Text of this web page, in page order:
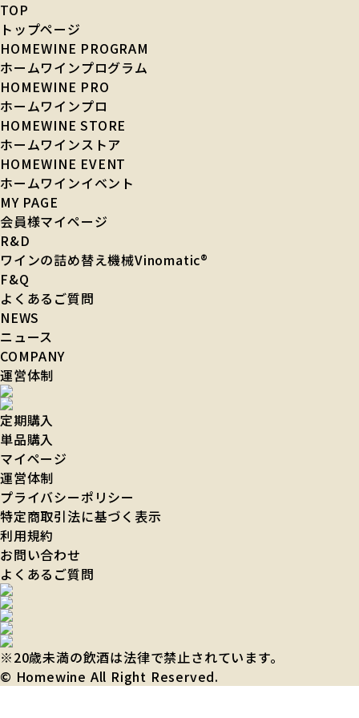
TOP
トップページ
HOMEWINE PROGRAM
ホームワインプログラム
HOMEWINE PRO
ホームワインプロ
HOMEWINE STORE
ホームワインストア
HOMEWINE EVENT
ホームワインイベント
MY PAGE
会員様マイページ
R&D
ワインの詰め替え機械Vinomatic®︎
F&Q
よくあるご質問
NEWS
ニュース
COMPANY
運営体制
定期購入
単品購入
マイページ
運営体制
プライバシーポリシー
特定商取引法に基づく表示
利用規約
お問い合わせ
よくあるご質問
※20歳未満の飲酒は法律で禁止されています。
© Homewine All Right Reserved.